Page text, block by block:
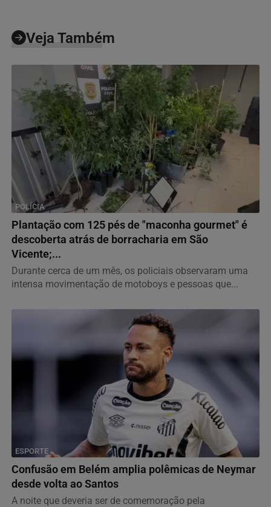
Veja Também
POLÍCIA
Plantação com 125 pés de "maconha gourmet" é
descoberta atrás de borracharia em São
Vicente;...
Durante cerca de um mês, os policiais observaram uma
intensa movimentação de motoboys e pessoas que...
ESPORTE
Confusão em Belém amplia polêmicas de Neymar
desde volta ao Santos
A noite que deveria ser de comemoração pela